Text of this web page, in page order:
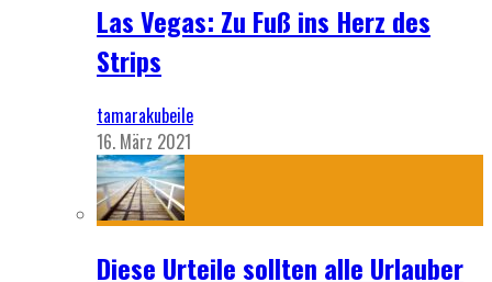
Las Vegas: Zu Fuß ins Herz des
Strips
tamarakubeile
16. März 2021
Diese Urteile sollten alle Urlauber